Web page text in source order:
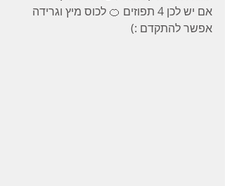
אם יש לכן 4 תפוזים 🍊 לכוס מיץ וגרידה
אפשר להתקדם :)